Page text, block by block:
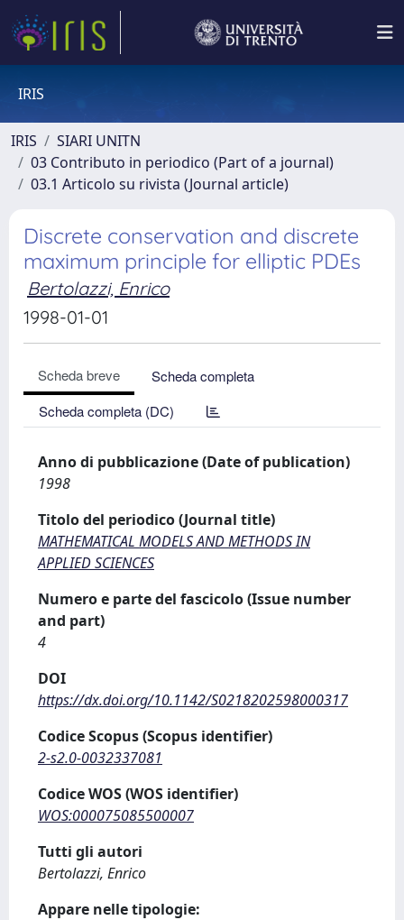
IRIS
IRIS
SIARI UNITN
03 Contributo in periodico (Part of a journal)
03.1 Articolo su rivista (Journal article)
Discrete conservation and discrete
maximum principle for elliptic PDEs
Bertolazzi, Enrico
1998-01-01
Scheda breve
Scheda completa
Scheda completa (DC)
Anno di pubblicazione (Date of publication)
1998
Titolo del periodico (Journal title)
MATHEMATICAL MODELS AND METHODS IN
APPLIED SCIENCES
Numero e parte del fascicolo (Issue number
and part)
4
DOI
https://dx.doi.org/10.1142/S0218202598000317
Codice Scopus (Scopus identifier)
2-s2.0-0032337081
Codice WOS (WOS identifier)
WOS:000075085500007
Tutti gli autori
Bertolazzi, Enrico
Appare nelle tipologie: